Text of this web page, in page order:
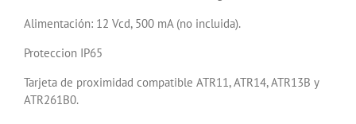
Alimentación: 12 Vcd, 500 mA (no incluida).
Proteccion IP65
Tarjeta de proximidad compatible ATR11, ATR14, ATR13B y
ATR261B0.